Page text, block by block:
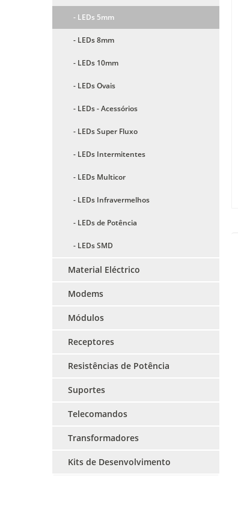
- LEDs 5mm
- LEDs 8mm
- LEDs 10mm
- LEDs Ovais
- LEDs - Acessórios
- LEDs Super Fluxo
- LEDs Intermitentes
- LEDs Multicor
- LEDs Infravermelhos
- LEDs de Potência
- LEDs SMD
Material Eléctrico
Modems
Módulos
Receptores
Resistências de Potência
Suportes
Telecomandos
Transformadores
Kits de Desenvolvimento